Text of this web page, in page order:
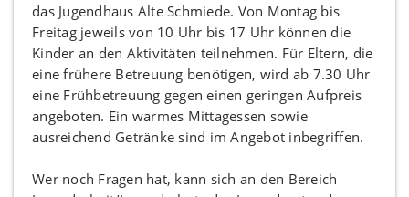
das Jugendhaus Alte Schmiede. Von Montag bis
Freitag jeweils von 10 Uhr bis 17 Uhr können die
Kinder an den Aktivitäten teilnehmen. Für Eltern, die
eine frühere Betreuung benötigen, wird ab 7.30 Uhr
eine Frühbetreuung gegen einen geringen Aufpreis
angeboten. Ein warmes Mittagessen sowie
ausreichend Getränke sind im Angebot inbegriffen.
Wer noch Fragen hat, kann sich an den Bereich